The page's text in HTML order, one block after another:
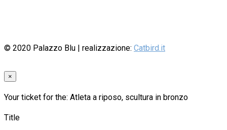
© 2020 Palazzo Blu | realizzazione: Catbird.it
×
Your ticket for the: Atleta a riposo, scultura in bronzo
Title